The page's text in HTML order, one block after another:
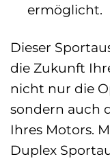
ermöglicht.
Dieser
die Zukunft
nicht nur die
sondern auch
Ihres Motors.
Duplex